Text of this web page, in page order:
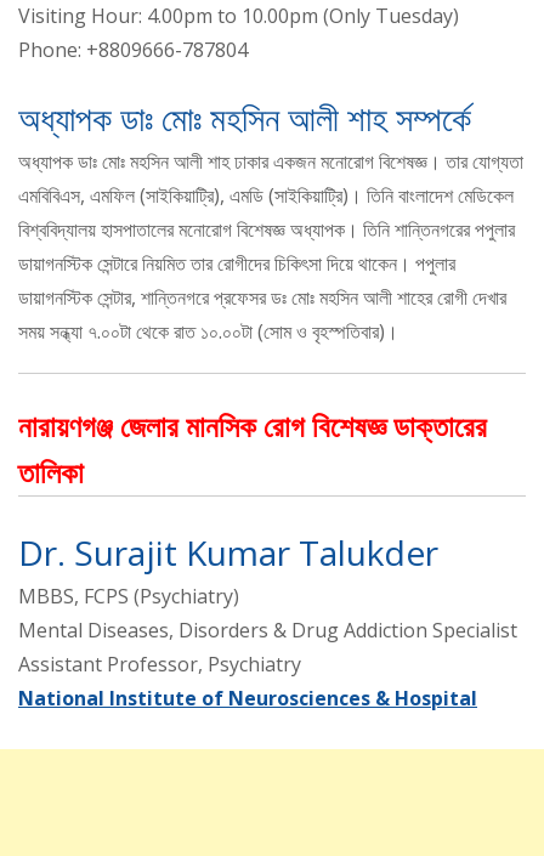
Visiting Hour: 4.00pm to 10.00pm (Only Tuesday)
Phone: +8809666-787804
অধ্যাপক ডাঃ মোঃ মহসিন আলী শাহ সম্পর্কে
অধ্যাপক ডাঃ মোঃ মহসিন আলী শাহ ঢাকার একজন মনোরোগ বিশেষজ্ঞ। তার যোগ্যতা
এমবিবিএস, এমফিল (সাইকিয়াট্রি), এমডি (সাইকিয়াট্রি)। তিনি বাংলাদেশ মেডিকেল
বিশ্ববিদ্যালয় হাসপাতালের মনোরোগ বিশেষজ্ঞ অধ্যাপক। তিনি শান্তিনগরের পপুলার
ডায়াগনস্টিক সেন্টারে নিয়মিত তার রোগীদের চিকিৎসা দিয়ে থাকেন। পপুলার
ডায়াগনস্টিক সেন্টার, শান্তিনগরে প্রফেসর ডঃ মোঃ মহসিন আলী শাহের রোগী দেখার
সময় সন্ধ্যা ৭.০০টা থেকে রাত ১০.০০টা (সোম ও বৃহস্পতিবার)।
নারায়ণগঞ্জ জেলার মানসিক রোগ বিশেষজ্ঞ ডাক্তারের
তালিকা
Dr. Surajit Kumar Talukder
MBBS, FCPS (Psychiatry)
Mental Diseases, Disorders & Drug Addiction Specialist
Assistant Professor, Psychiatry
National Institute of Neurosciences & Hospital